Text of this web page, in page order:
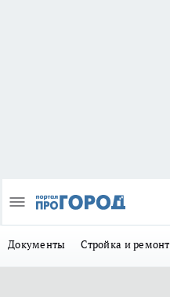
Документы Стройка и ремонт